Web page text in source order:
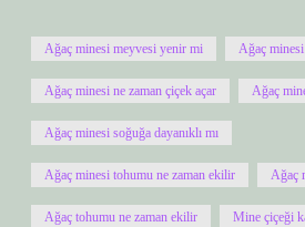
Ağaç minesi meyvesi yenir mi Ağaç
Ağaç minesi ne zaman çiçek açar Ağaç
Ağaç minesi soğuğa dayanıklı mı
Ağaç minesi tohumu ne zaman ekilir Ağaç
Ağaç tohumu ne zaman ekilir Mine çiçeği